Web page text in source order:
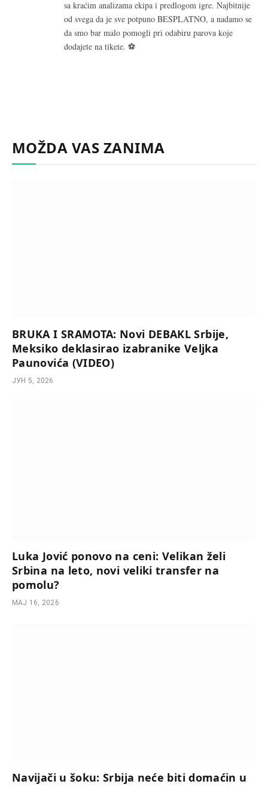
sa kraćim analizama ekipa i predlogom igre. Najbitnije
od svega da je sve potpuno BESPLATNO, a nadamo se
da smo bar malo pomogli pri odabiru parova koje
dodajete na tikete. ⚽
MOŽDA VAS ZANIMA
BRUKA I SRAMOTA: Novi DEBAKL Srbije,
Meksiko deklasirao izabranike Veljka
Paunovića (VIDEO)
ЈУН 5, 2026
Luka Jović ponovo na ceni: Velikan želi
Srbina na leto, novi veliki transfer na
pomolu?
МАЈ 16, 2026
Navijači u šoku: Srbija neće biti domaćin u